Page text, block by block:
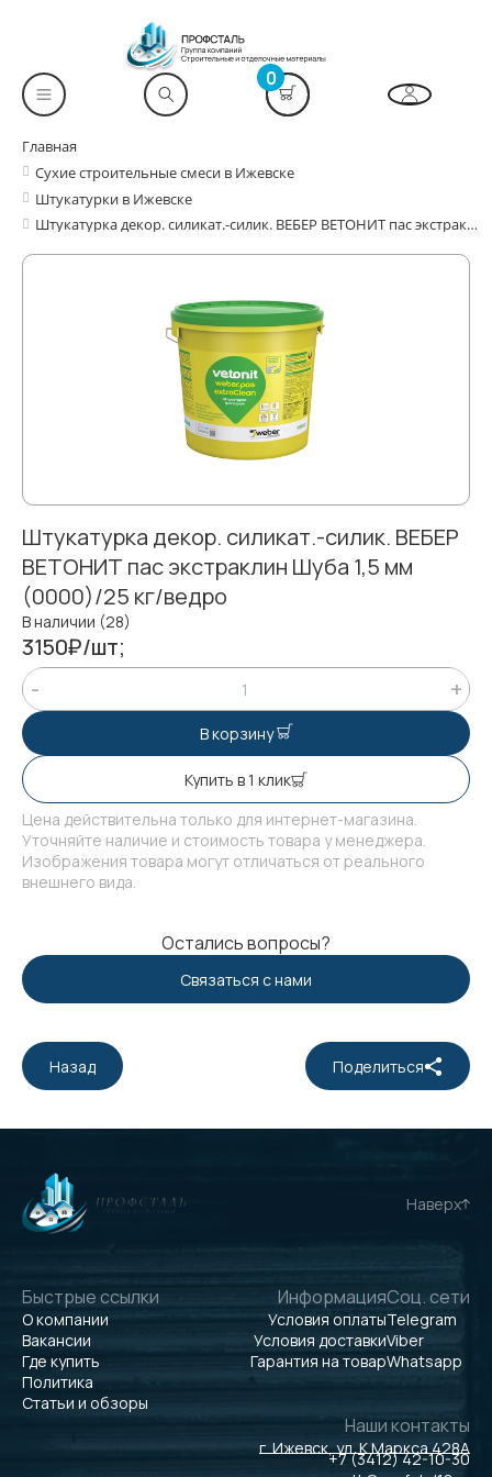
0
Главная
Сухие строительные смеси в Ижевске
Штукатурки в Ижевске
Штукатурка декор. силикат.-силик. ВЕБЕР ВЕТОНИТ пас экстраклин Шуба 1,5 мм (0000)/25 кг/ведро
Штукатурка декор. силикат.-силик. ВЕБЕР
ВЕТОНИТ пас экстраклин Шуба 1,5 мм
(0000)/25 кг/ведро
В наличии (28)
3150₽/шт;
В корзину
Купить в 1 клик
Цена действительна только для интернет-магазина.
Уточняйте наличие и стоимость товара у менеджера.
Изображения товара могут отличаться от реального
внешнего вида.
Остались вопросы?
Связаться с нами
Назад Поделиться
Наверх
Быстрые ссылки
О компании
Вакансии
Где купить
Политика
Статьи и обзоры
Информация
Условия оплаты
Условия доставки
Гарантия на товар
Соц. сети
Telegram
Viber
Whatsapp
Наши контакты
г. Ижевск, ул. К.Маркса 428А
+7 (3412) 42-10-30